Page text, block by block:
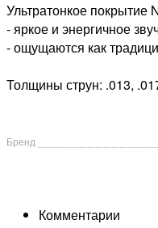
Ультратонкое покрытие
- яркое и энергичное
- ощущаются как
Толщины струн: .013,
Бренд
Комментарии